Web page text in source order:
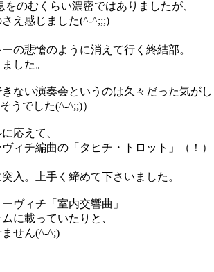
のむくらい濃密ではありましたが、
え感じました(^-^;;;)
の悲愴のように消えて行く終結部。
した。
ない演奏会というのは久々だった気がし
うでした(^-^;;)）
応えて、
ィチ編曲の「タヒチ・トロット」（！）
入。上手く締めて下さいました。
ヴィチ「室内交響曲」
に載っていたりと、
せん(^-^;)